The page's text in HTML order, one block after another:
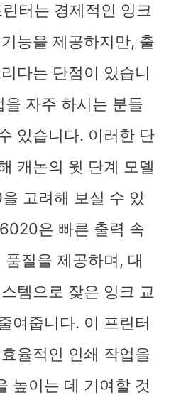
터는 경제적인 잉크
능을 제공하지만, 출
다는 단점이 있습니
을 자주 하시는 분들
있습니다. 이러한 단
캐논의 윗 단계 모델
고려해 보실 수 있
은 빠른 출력 속
품질을 제공하며, 대
템으로 잦은 잉크 교
여줍니다. 이 프린터
율적인 인쇄 작업을
높이는 데 기여할 것